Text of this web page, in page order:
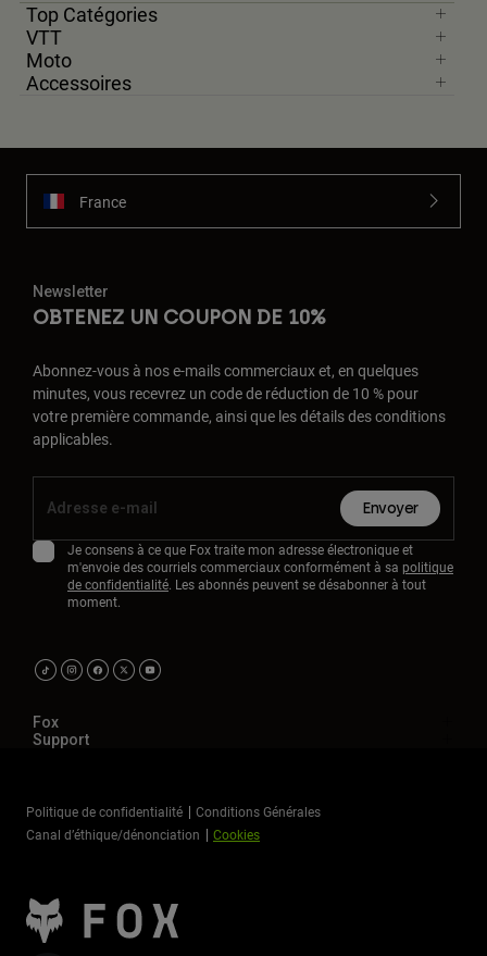
Top Catégories
VTT
Moto
Accessoires
France
Newsletter
OBTENEZ UN COUPON DE 10%
Abonnez-vous à nos e-mails commerciaux et, en quelques
minutes, vous recevrez un code de réduction de 10 % pour
votre première commande, ainsi que les détails des conditions
applicables.
Envoyer
Je consens à ce que Fox traite mon adresse électronique et
m'envoie des courriels commerciaux conformément à sa politique
de confidentialité. Les abonnés peuvent se désabonner à tout
moment.
Fox
Support
Politique de confidentialité
Conditions Générales
Canal d’éthique/dénonciation
Cookies